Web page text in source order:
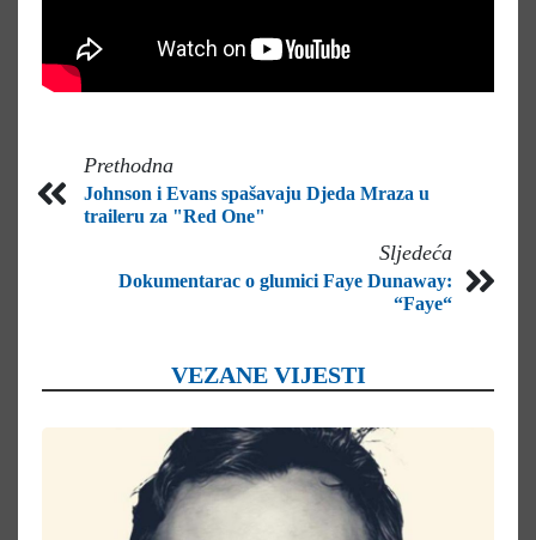
Prethodna
Johnson i Evans spašavaju Djeda Mraza u
traileru za "Red One"
Sljedeća
Dokumentarac o glumici Faye Dunaway:
“Faye“
VEZANE VIJESTI